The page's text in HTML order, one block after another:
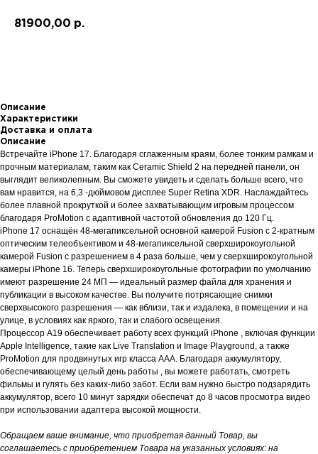
81900,00 р.
Описание
Характеристики
Доставка и оплата
Описание
Встречайте iPhone 17. Благодаря сглаженным краям, более тонким рамкам и
прочным материалам, таким как Ceramic Shield 2 на передней панели, он
выглядит великолепным. Вы сможете увидеть и сделать больше всего, что
вам нравится, на 6,3 -дюймовом дисплее Super Retina XDR. Наслаждайтесь
более плавной прокруткой и более захватывающим игровым процессом
благодаря ProMotion с адаптивной частотой обновления до 120 Гц.
iPhone 17 оснащён 48-мегапиксельной основной камерой Fusion с 2-кратным
оптическим телеобъективом и 48-мегапиксельной сверхширокоугольной
камерой Fusion с разрешением в 4 раза больше, чем у сверхширокоугольной
камеры iPhone 16. Теперь сверхширокоугольные фотографии по умолчанию
имеют разрешение 24 МП — идеальный размер файла для хранения и
публикации в высоком качестве. Вы получите потрясающие снимки
сверхвысокого разрешения — как вблизи, так и издалека, в помещении и на
улице, в условиях как яркого, так и слабого освещения.
Процессор A19 обеспечивает работу всех функций iPhone , включая функции
Apple Intelligence, такие как Live Translation и Image Playground, а также
ProMotion для продвинутых игр класса AAA. Благодаря аккумулятору,
обеспечивающему целый день работы , вы можете работать, смотреть
фильмы и гулять без каких-либо забот. Если вам нужно быстро подзарядить
аккумулятор, всего 10 минут зарядки обеспечат до 8 часов просмотра видео
при использовании адаптера высокой мощности.
Обращаем ваше внимание, что приобретая данный Товар, вы
соглашаетесь с приобретением Товара на указанных условиях: на